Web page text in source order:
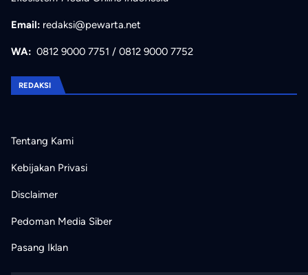
Email: redaksi@pewarta.net
WA: 0812 9000 7751 / 0812 9000 7752
REDAKSI
Tentang Kami
Kebijakan Privasi
Disclaimer
Pedoman Media Siber
Pasang Iklan